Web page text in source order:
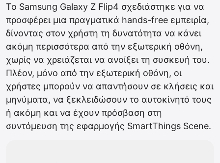
Το Samsung Galaxy Z Flip4 σχεδιάστηκε για να
προσφέρει μια πραγματικά hands-free εμπειρία,
δίνοντας στον χρήστη τη δυνατότητα να κάνει
ακόμη περισσότερα από την εξωτερική οθόνη,
χωρίς να χρειάζεται να ανοίξει τη συσκευή του.
Πλέον, μόνο από την εξωτερική οθόνη, οι
χρήστες μπορούν να απαντήσουν σε κλήσεις και
μηνύματα, να ξεκλειδώσουν το αυτοκίνητό τους
ή ακόμη και να έχουν πρόσβαση στη
συντόμευση της εφαρμογής SmartThings Scene.